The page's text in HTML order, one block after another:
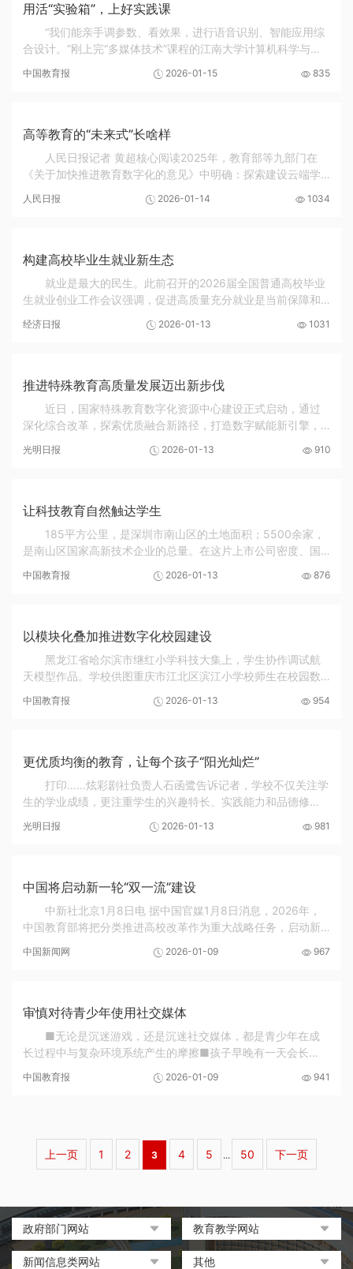
用活“实验箱”，上好实践课
“我们能亲手调参数、看效果，进行语音识别、智能应用综
合设计。”刚上完“多媒体技术”课程的江南大学计算机科学与技
幕上的模型运行界面。在江南大学人工智...
中国教育报 2026-01-15 835
高等教育的“未来式”长啥样
人民日报记者 黄超核心阅读2025年，教育部等九部门在
《关于加快推进教育数字化的意见》中明确：探索建设云端学
校加速落地，与之相伴的是学习空间与教学方式...
人民日报 2026-01-14 1034
构建高校毕业生就业新生态
就业是最大的民生。此前召开的2026届全国普通高校毕业
生就业创业工作会议强调，促进高质量充分就业是当前保障和
高校毕业生规模预计1270万人，同比增加48万人...
经济日报 2026-01-13 1031
推进特殊教育高质量发展迈出新步伐
近日，国家特殊教育数字化资源中心建设正式启动，通过
深化综合改革，探索优质融合新路径，打造数字赋能新引擎，
领域普惠包容的又一有力举措。 “十四五”以...
光明日报 2026-01-13 910
让科技教育自然触达学生
185平方公里，是深圳市南山区的土地面积；5500余家，
是南山区国家高新技术企业的总量。在这片上市公司密度、国
科技企业如林生长，科技教育向下扎根。近...
中国教育报 2026-01-13 876
以模块化叠加推进数字化校园建设
黑龙江省哈尔滨市继红小学科技大集上，学生协作调试航
天模型作品。学校供图重庆市江北区滨江小学校师生在校园数
学校课后服务社团活动中，学生用设计软件优化...
中国教育报 2026-01-13 954
更优质均衡的教育，让每个孩子“阳光灿烂”
打印……炫彩剧社负责人石函鹭告诉记者，学校不仅关注学
生的学业成绩，更注重学生的兴趣特长、实践能力和品德修
光明日报 2026-01-13 981
中国将启动新一轮“双一流”建设
中新社北京1月8日电 据中国官媒1月8日消息，2026年，
中国教育部将把分类推进高校改革作为重大战略任务，启动新
用型高校主动对接区域重大战略。上述信息...
中国新闻网 2026-01-09 967
审慎对待青少年使用社交媒体
■无论是沉迷游戏，还是沉迷社交媒体，都是青少年在成
长过程中与复杂环境系统产生的摩擦■孩子早晚有一天会长
他们应对虚拟世界的方法近日，澳大利亚针对16岁...
中国教育报 2026-01-09 941
上一页 1 2 3 4 5 ... 50 下一页
政府部门网站
中国政府网
教育教学网站
教育部政府门户网站
新闻信息类网站 其他